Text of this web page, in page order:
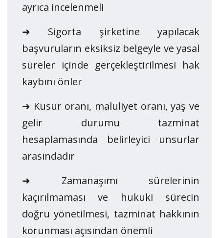
ayrıca incelenmeli
➜ Sigorta şirketine yapılacak
başvuruların eksiksiz belgeyle ve yasal
süreler içinde gerçekleştirilmesi hak
kaybını önler
➜ Kusur oranı, maluliyet oranı, yaş ve
gelir durumu tazminat
hesaplamasında belirleyici unsurlar
arasındadır
➜ Zamanaşımı sürelerinin
kaçırılmaması ve hukuki sürecin
doğru yönetilmesi, tazminat hakkının
korunması açısından önemli